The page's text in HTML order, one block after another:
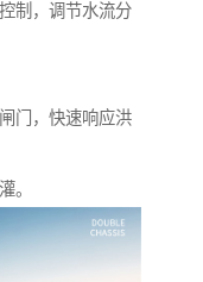
制，调节水流分
门，快速响应洪
。